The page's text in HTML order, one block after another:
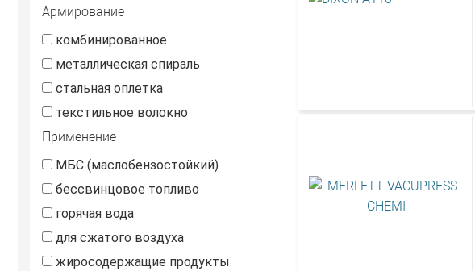
Армирование
комбинированное
металлическая спираль
стальная оплетка
текстильное волокно
Применение
МБС (маслобензостойкий)
бессвинцовое топливо
горячая вода
для сжатого воздуха
жиросодержащие продукты